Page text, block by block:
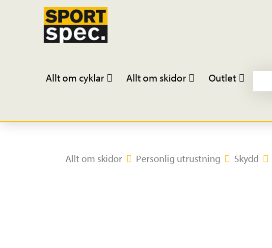
Allt om cyklar Allt om skidor Outlet
Allt om skidor Personlig utrustning Skydd